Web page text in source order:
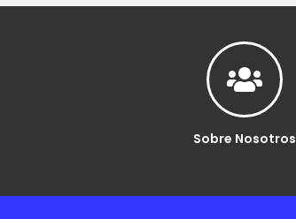
Sobre Nosotros